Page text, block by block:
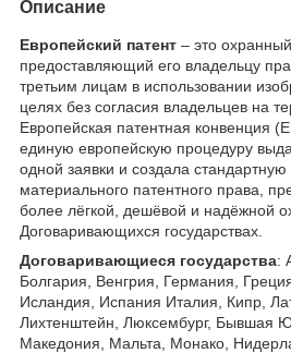
Описание
Европейский патент – это
предоставляющий его владельцу
третьим лицам в использовании
целях без согласия владельцев на
Европейская патентная конвенция
единую европейскую процедуру
одной заявки и создала стандартную
материального патентного права,
более лёгкой, дешёвой и надёжной
Договаривающихся государствах.
Договаривающиеся государства:
Болгария, Венгрия, Германия,
Исландия, Испания Италия, Кипр,
Лихтенштейн, Люксембург, Бывшая
Македония, Мальта, Монако,